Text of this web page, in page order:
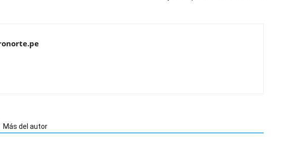
Más del autor